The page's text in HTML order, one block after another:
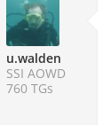
u.walden
SSI AOWD
760 TGs